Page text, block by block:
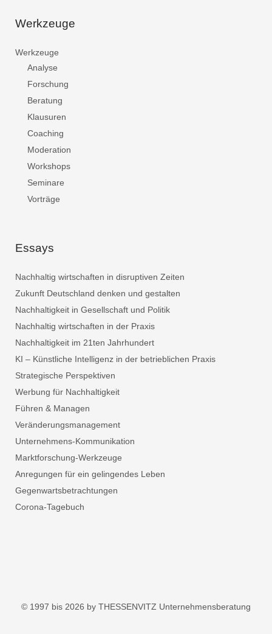
Werkzeuge
Werkzeuge
Analyse
Forschung
Beratung
Klausuren
Coaching
Moderation
Workshops
Seminare
Vorträge
Essays
Nachhaltig wirtschaften in disruptiven Zeiten
Zukunft Deutschland denken und gestalten
Nachhaltigkeit in Gesellschaft und Politik
Nachhaltig wirtschaften in der Praxis
Nachhaltigkeit im 21ten Jahrhundert
KI – Künstliche Intelligenz in der betrieblichen Praxis
Strategische Perspektiven
Werbung für Nachhaltigkeit
Führen & Managen
Veränderungsmanagement
Unternehmens-Kommunikation
Marktforschung-Werkzeuge
Anregungen für ein gelingendes Leben
Gegenwartsbetrachtungen
Corona-Tagebuch
© 1997 bis 2026 by THESSENVITZ Unternehmensberatung